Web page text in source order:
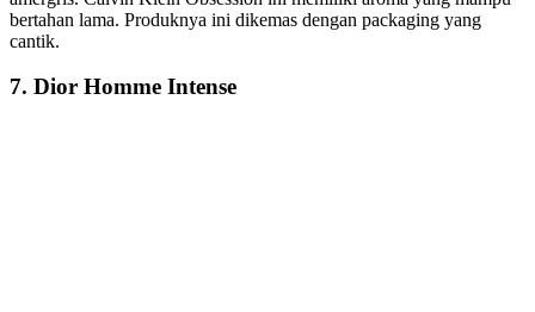
bertahan lama. Produknya ini dikemas dengan packaging yang
cantik.
7. Dior Homme Intense